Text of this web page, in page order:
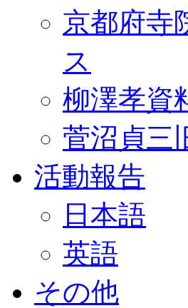
京都府寺
ス
柳澤孝資
菅沼貞三
活動報告
日本語
英語
その他